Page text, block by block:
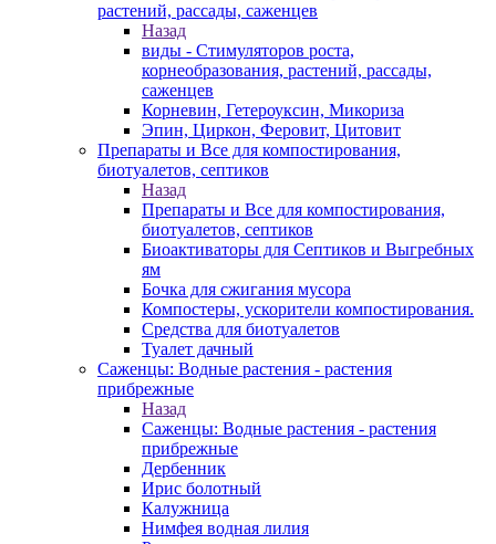
растений, рассады, саженцев
Назад
виды - Стимуляторов роста,
корнеобразования, растений, рассады,
саженцев
Корневин, Гетероуксин, Микориза
Эпин, Циркон, Феровит, Цитовит
Препараты и Все для компостирования,
биотуалетов, септиков
Назад
Препараты и Все для компостирования,
биотуалетов, септиков
Биоактиваторы для Септиков и Выгребных
ям
Бочка для сжигания мусора
Компостеры, ускорители компостирования.
Средства для биотуалетов
Туалет дачный
Саженцы: Водные растения - растения
прибрежные
Назад
Саженцы: Водные растения - растения
прибрежные
Дербенник
Ирис болотный
Калужница
Нимфея водная лилия